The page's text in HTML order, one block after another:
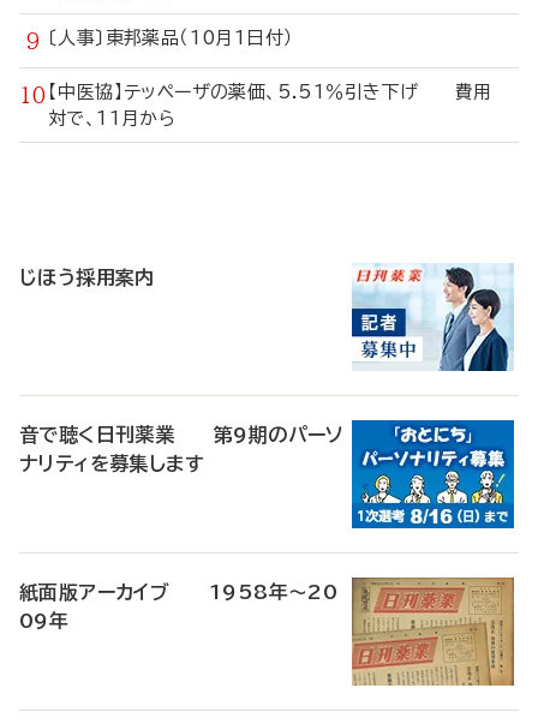
〔人事〕東邦薬品（10月1日付）
【中医協】テッペーザの薬価、5.51％引き下げ 費用
対で、11月から
じほう採用案内
音で聴く日刊薬業 第9期のパーソ
ナリティを募集します
紙面版アーカイブ 1958年～20
09年